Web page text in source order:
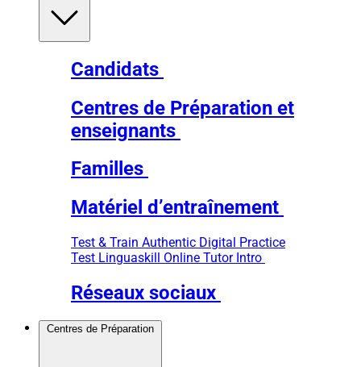
Candidats
Centres de Préparation et
enseignants
Familles
Matériel d’entraînement
Test & Train Authentic Digital Practice
Test Linguaskill Online Tutor Intro
Réseaux sociaux